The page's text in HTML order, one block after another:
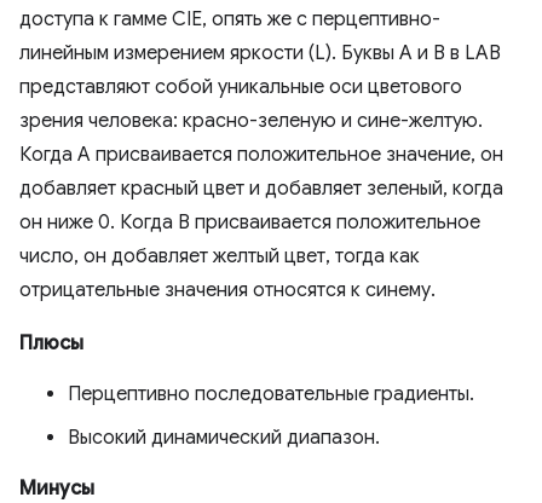
доступа к гамме CIE, опять же с перцептивно-
линейным измерением яркости (L). Буквы A и B в LAB
представляют собой уникальные оси цветового
зрения человека: красно-зеленую и сине-желтую.
Когда A присваивается положительное значение, он
добавляет красный цвет и добавляет зеленый, когда
он ниже 0. Когда B присваивается положительное
число, он добавляет желтый цвет, тогда как
отрицательные значения относятся к синему.
Плюсы
Перцептивно последовательные градиенты.
Высокий динамический диапазон.
Минусы